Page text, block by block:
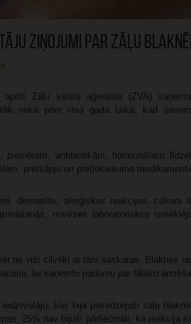
ziņojumi par zāļu
Zāļu valsts aģentūra (ZVA)
nekā pērn visa gada laikā, kad
antibiotikām, hormonāliem
pretsāpju un pretiekaisuma
dermatīts, alerģiskas reakcijas, cukura
novirzes laboratoriskos
ne visi cilvēki ar tām saskaras. Blaknes
lai saņemtu padomu par tālāko
kas bija pieredzējuši zāļu
25% nav bijuši pārliecināti, ka reakcija